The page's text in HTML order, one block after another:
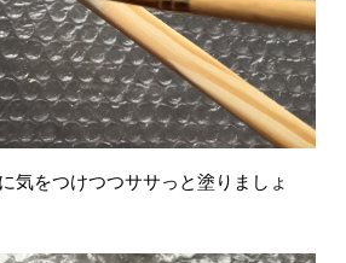
気をつけつつササっと塗りましょ